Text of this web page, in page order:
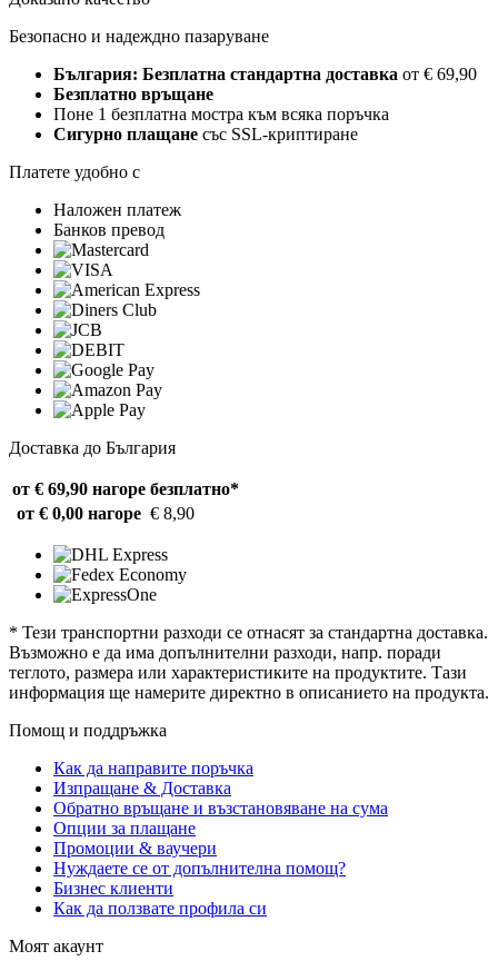
Безопасно и надеждно пазаруване
България: Безплатна стандартна доставка от € 69,90
Безплатно връщане
Поне 1 безплатна мостра към всяка поръчка
Сигурно плащане със SSL-криптиране
Платете удобно с
Наложен платеж
Банков превод
Доставка до България
от € 69,90 нагоре безплатно*
от € 0,00 нагоре € 8,90
* Тези транспортни разходи се отнасят за стандартна доставка.
Възможно е да има допълнителни разходи, напр. поради
теглото, размера или характеристиките на продуктите. Тази
информация ще намерите директно в описанието на продукта.
Помощ и поддръжка
Как да направите поръчка
Изпращане & Доставка
Обратно връщане и възстановяване на сума
Опции за плащане
Промоции & ваучери
Нуждаете се от допълнителна помощ?
Бизнес клиенти
Как да ползвате профила си
Моят акаунт